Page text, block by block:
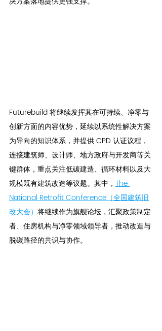
Futurebuild 将继续发挥其在可持续、净零与
创新方面的内容优势，延续以系统性解决方案
为导向的知识体系，并提供 CPD 认证议程，
连接建筑师、设计师、地方政府与开发商等关
键群体，重点关注低碳建造、循环材料以及大
规模既有建筑改造等议题。其中， The
National Retrofit Conference（全国建筑旧
改大会）将继续作为旗舰论坛，汇聚政策制定
者、住房机构与净零领域领导者，推动改造与
脱碳路径的共识与协作。